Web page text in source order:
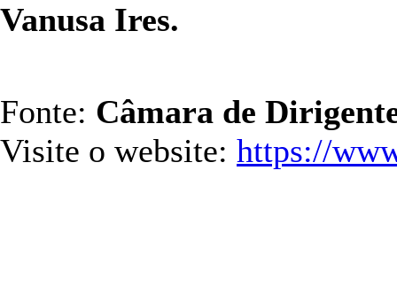
Vanusa Ires.
Fonte: Câmara de
Visite o website: https://